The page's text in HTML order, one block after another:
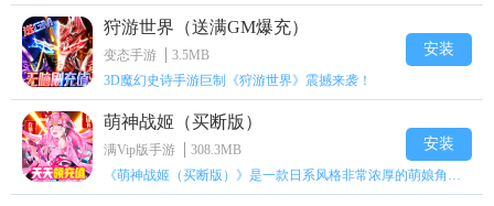
狩游世界（送满GM爆充）
变态手游
3.5MB
3D魔幻史诗手游巨制《狩游世界》震撼来袭！
安装
萌神战姬（买断版）
满Vip版手游
308.3MB
《萌神战姬（买断版）》是一款日系风格非常浓厚的萌娘角色扮演策略卡牌手游
安装